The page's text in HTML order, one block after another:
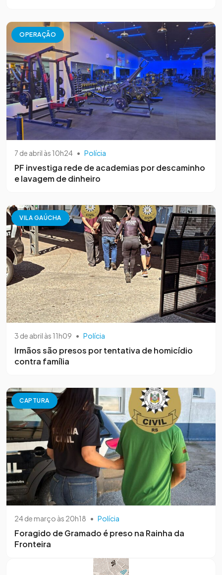
OPERAÇÃO
7 de abril às 10h24 • Polícia
PF investiga rede de academias por descaminho
e lavagem de dinheiro
VILA GAÚCHA
3 de abril às 11h09 • Polícia
Irmãos são presos por tentativa de homicídio
contra família
CAPTURA
24 de março às 20h18 • Polícia
Foragido de Gramado é preso na Rainha da
Fronteira